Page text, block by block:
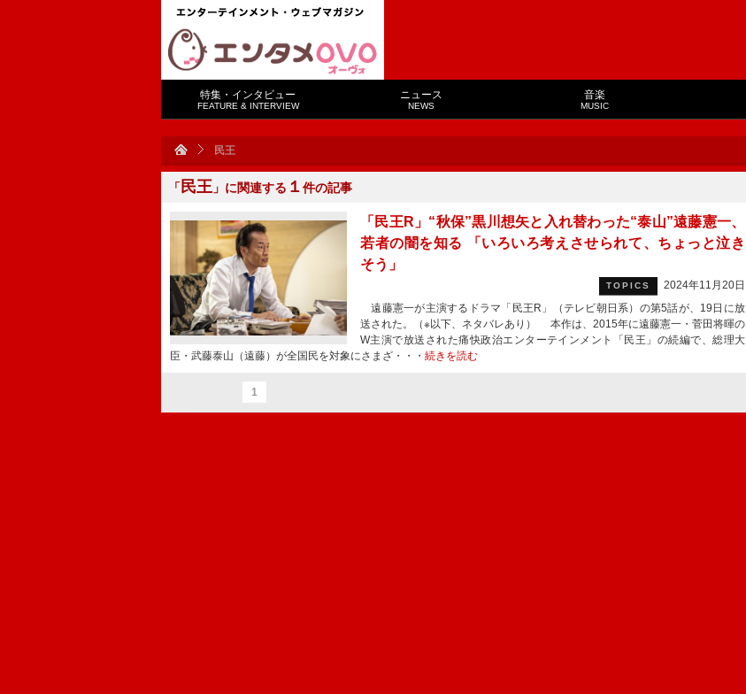
特集・インタビュー
FEATURE & INTERVIEW
ニュース
NEWS
音楽
MUSIC
民王
「民王 」に関連する １ 件の記事
「民王R」“秋保”黒川想矢と入れ替わった“泰山”遠藤憲一、
若者の闇を知る 「いろいろ考えさせられて、ちょっと泣き
そう」
TOPICS
2024年11月20日
遠藤憲一が主演するドラマ「民王R」（テレビ朝日系）の第5話が、19日に放
送された。（※以下、ネタバレあり） 本作は、2015年に遠藤憲一・菅田将暉の
W主演で放送された痛快政治エンターテインメント「民王」の続編で、総理大
臣・武藤泰山（遠藤）が全国民を対象にさまざ・・・ 続きを読む
1